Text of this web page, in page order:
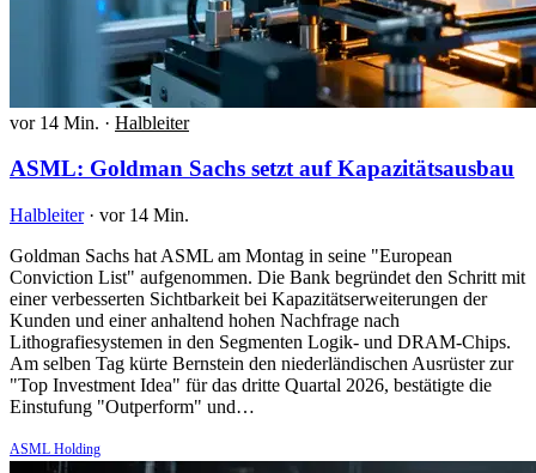
vor 14 Min. · Halbleiter
ASML: Goldman Sachs setzt auf Kapazitätsausbau
Halbleiter · vor 14 Min.
Goldman Sachs hat ASML am Montag in seine "European
Conviction List" aufgenommen. Die Bank begründet den Schritt mit
einer verbesserten Sichtbarkeit bei Kapazitätserweiterungen der
Kunden und einer anhaltend hohen Nachfrage nach
Lithografiesystemen in den Segmenten Logik- und DRAM-Chips.
Am selben Tag kürte Bernstein den niederländischen Ausrüster zur
"Top Investment Idea" für das dritte Quartal 2026, bestätigte die
Einstufung "Outperform" und…
ASML Holding